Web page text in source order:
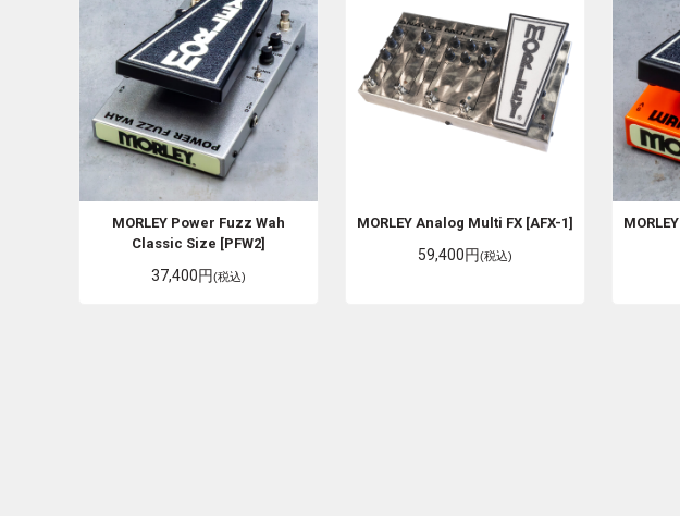
MORLEY Power Fuzz Wah
Classic Size [PFW2]
37,400円(税込)
MORLEY Analog Multi FX [AFX-1]
59,400円(税込)
MORLEY